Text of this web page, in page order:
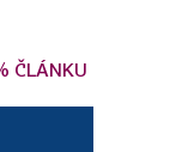
ČLÁNKU